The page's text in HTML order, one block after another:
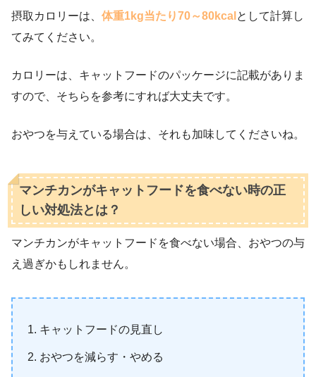
摂取カロリーは、 体重1kg当たり70～80kcal として計算し
てみてください。
カロリーは、キャットフードのパッケージに記載がありま
すので、そちらを参考にすれば大丈夫です。
おやつを与えている場合は、それも加味してくださいね。
マンチカンがキャットフードを食べない時の正
しい対処法とは？
マンチカンがキャットフードを食べない場合、おやつの与
え過ぎかもしれません。
キャットフードの見直し
おやつを減らす・やめる